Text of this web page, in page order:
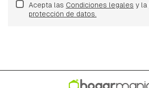
Acepta las Condiciones legales y la
protección de datos.